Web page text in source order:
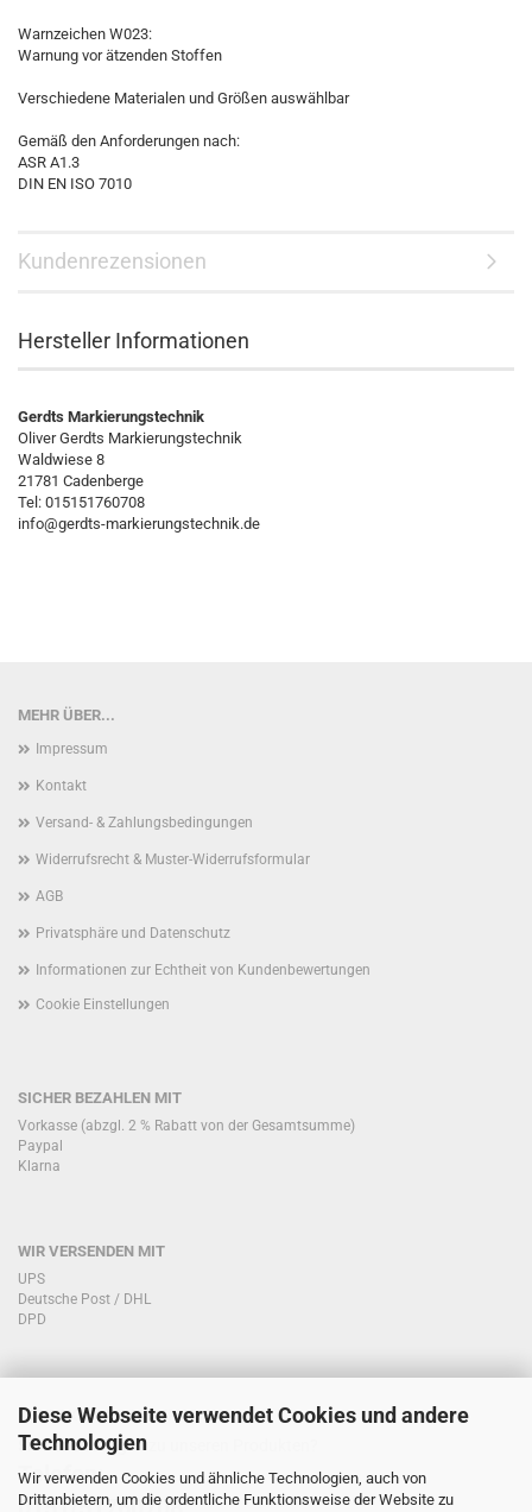
Diese Webseite verwendet Cookies und andere
Technologien
Wir verwenden Cookies und ähnliche Technologien, auch von
Drittanbietern, um die ordentliche Funktionsweise der Website zu
Warnzeichen W023:
Warnung vor ätzenden Stoffen
Verschiedene Materialen und Größen auswählbar
Gemäß den Anforderungen nach:
ASR A1.3
DIN EN ISO 7010
Kundenrezensionen
Hersteller Informationen
Gerdts Markierungstechnik
Oliver Gerdts Markierungstechnik
Waldwiese 8
21781 Cadenberge
Tel: 015151760708
info@gerdts-markierungstechnik.de
MEHR ÜBER...
Impressum
Kontakt
Versand- & Zahlungsbedingungen
Widerrufsrecht & Muster-Widerrufsformular
AGB
Privatsphäre und Datenschutz
Informationen zur Echtheit von Kundenbewertungen
Cookie Einstellungen
SICHER BEZAHLEN MIT
Vorkasse (abzgl. 2 % Rabatt von der Gesamtsumme)
Paypal
Klarna
WIR VERSENDEN MIT
UPS
Deutsche Post / DHL
DPD
KONTAKT KUNDENSERVICE
Sie haben Fragen zu unseren Produkten?
Telefon: